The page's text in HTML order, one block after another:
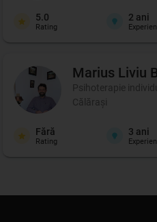
5.0
Rating
2 ani
Marius Liviu
Psihoterapie
Călărași
Fără
Rating
3 ani